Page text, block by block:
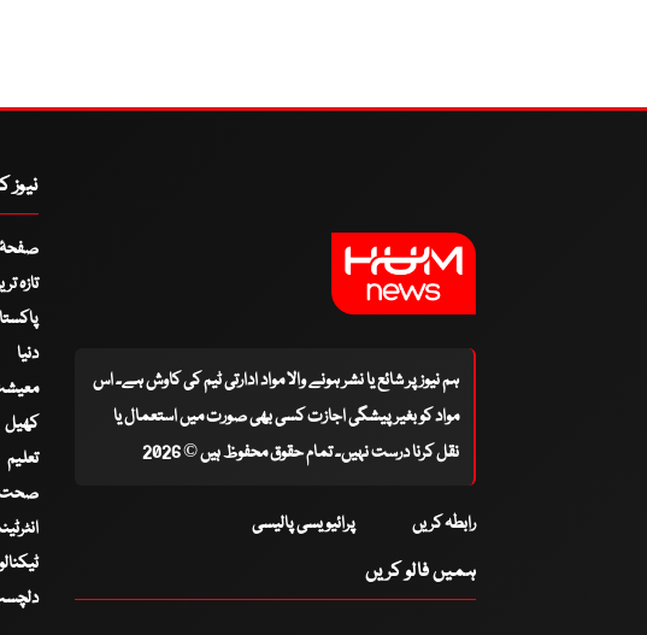
ہم نیوز پر شائع یا نشر ہونے والا مواد ادارتی ٹیم کی کاوش ہے۔ اس
مواد کو بغیر پیشگی اجازت کسی بھی صورت میں استعمال یا
نقل کرنا درست نہیں۔ تمام حقوق محفوظ ہیں © 2026
رابطہ کریں پرائیویسی پالیسی
ہمیں فالو کریں
نیوز
صفحۂ
تازہ
دنیا
کھیل
تعلیم